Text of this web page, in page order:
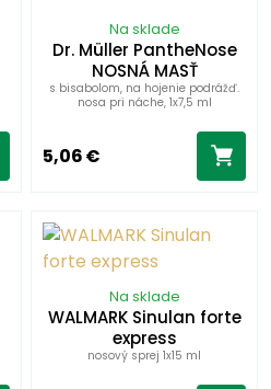
Na sklade
Dr. Müller PantheNose
NOSNÁ MASŤ
s bisabolom, na hojenie podrážď.
nosa pri náche, 1x7,5 ml
5,06 €
Na sklade
WALMARK Sinulan forte
express
nosový sprej 1x15 ml